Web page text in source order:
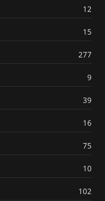
12
15
277
9
39
16
75
10
102